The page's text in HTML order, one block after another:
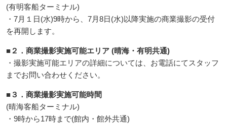
(有明客船ターミナル)
・7月１日(水)9時から、7月8日(水)以降実施の商業撮影の受付
を再開します。
■２．商業撮影実施可能エリア (晴海・有明共通)
・撮影実施可能エリアの詳細については、お電話にてスタッフ
までお問い合わせください。
■３．商業撮影実施可能時間
(晴海客船ターミナル)
・9時から17時まで(館内・館外共通)